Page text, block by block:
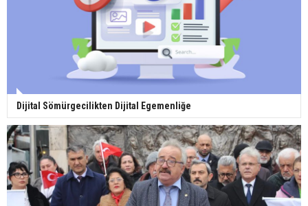
Dijital Sömürgecilikten Dijital Egemenliğe